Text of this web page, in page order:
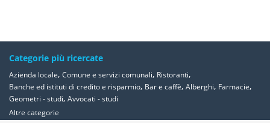
Categorie più ricercate
Azienda locale, Comune e servizi comunali, Ristoranti,
Banche ed istituti di credito e risparmio, Bar e caffè, Alberghi, Farmacie,
Geometri - studi, Avvocati - studi
Altre categorie